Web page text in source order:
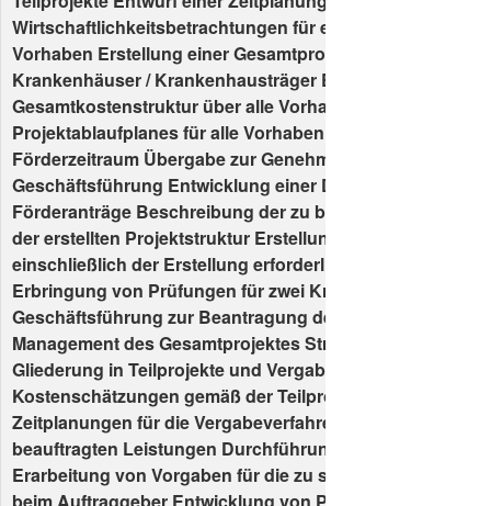
Wirtschaftlichkeitsbetrachtungen für einzelne
Vorhaben Erstellung einer Gesamtprojektplanung für zwei
Krankenhäuser / Krankenhausträger Erarbeitung einer
Gesamtkostenstruktur über alle Vorhaben Entwicklung
Projektablaufplanes für alle Vorhaben über den gesamten
Förderzeitraum Übergabe zur Genehmigung durch die
Geschäftsführung Entwicklung einer
Förderanträge Beschreibung der zu beantragenden
der erstellten Projektstruktur Erstellung der
einschließlich der Erstellung erforderlicher Nachweise
Erbringung von Prüfungen für zwei Krankenhäuser
Geschäftsführung zur Beantragung der Vorhaben Modul
Management des Gesamtprojektes Strukturierung der
Gliederung in Teilprojekte und Vergabeeinheiten
Kostenschätzungen gemäß der Teilprojektstrukturen
Zeitplanungen für die Vergabeverfahren und die
beauftragten Leistungen Durchführung von
Erarbeitung von Vorgaben für die zu schaffenden
beim Auftraggeber Entwicklung von Prozessen und